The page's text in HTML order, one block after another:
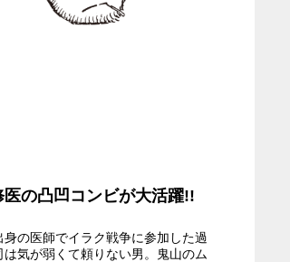
の凸凹コンビが大活躍!!
の医師でイラク戦争に参加した過
気が弱くて頼りない男。鬼山のム